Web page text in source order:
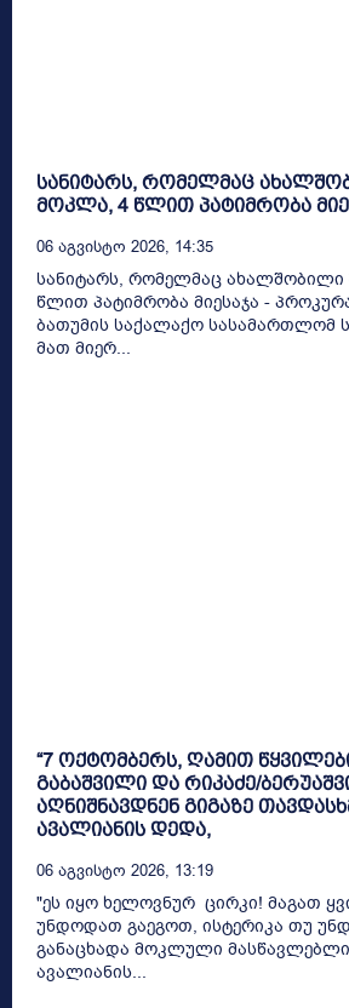
სანიტარს, რომელმაც
მოკლა, 4 წლით პატიმრობა
06 Აგვისტო 2026, 14:35
სანიტარს, რომელმაც
წლით პატიმრობა მიესაჯა -
ბათუმის საქალაქო სასამართლომ
მათ მიერ...
“7 ოქტომბერს, ღამით
გაბაშვილი და რიკაძე/
აღნიშნავდნენ გიგაზე
ავალიანის დედა,
06 Აგვისტო 2026, 13:19
"ეს იყო ხელოვნურ ცირკი! მაგათ
უნდოდათ გაეგოთ, ისტერიკა თუ
განაცხადა მოკლული
ავალიანის...